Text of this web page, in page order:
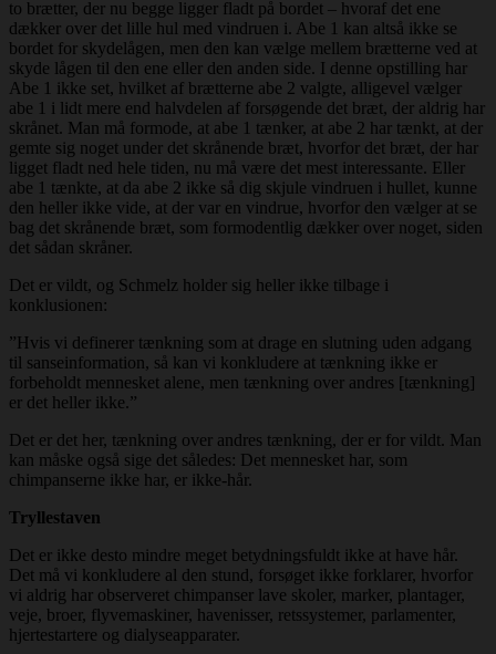
to brætter, der nu begge ligger fladt på bordet – hvoraf det ene
dækker over det lille hul med vindruen i. Abe 1 kan altså ikke se
bordet for skydelågen, men den kan vælge mellem brætterne ved at
skyde lågen til den ene eller den anden side. I denne opstilling har
Abe 1 ikke set, hvilket af brætterne abe 2 valgte, alligevel vælger
abe 1 i lidt mere end halvdelen af forsøgende det bræt, der aldrig har
skrånet. Man må formode, at abe 1 tænker, at abe 2 har tænkt, at der
gemte sig noget under det skrånende bræt, hvorfor det bræt, der har
ligget fladt ned hele tiden, nu må være det mest interessante. Eller
abe 1 tænkte, at da abe 2 ikke så dig skjule vindruen i hullet, kunne
den heller ikke vide, at der var en vindrue, hvorfor den vælger at se
bag det skrånende bræt, som formodentlig dækker over noget, siden
det sådan skråner.
Det er vildt, og Schmelz holder sig heller ikke tilbage i
konklusionen:
”Hvis vi definerer tænkning som at drage en slutning uden adgang
til sanseinformation, så kan vi konkludere at tænkning ikke er
forbeholdt mennesket alene, men tænkning over andres [tænkning]
er det heller ikke.”
Det er det her, tænkning over andres tænkning, der er for vildt. Man
kan måske også sige det således: Det mennesket har, som
chimpanserne ikke har, er ikke-hår.
Tryllestaven
Det er ikke desto mindre meget betydningsfuldt ikke at have hår.
Det må vi konkludere al den stund, forsøget ikke forklarer, hvorfor
vi aldrig har observeret chimpanser lave skoler, marker, plantager,
veje, broer, flyvemaskiner, havenisser, retssystemer, parlamenter,
hjertestartere og dialyseapparater.